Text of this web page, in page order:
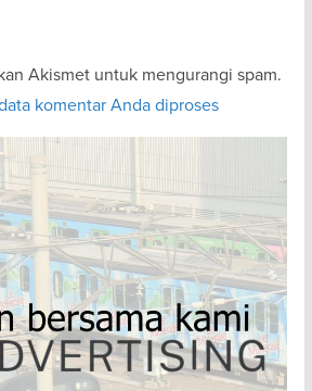
Akismet untuk mengurangi spam.
komentar Anda diproses